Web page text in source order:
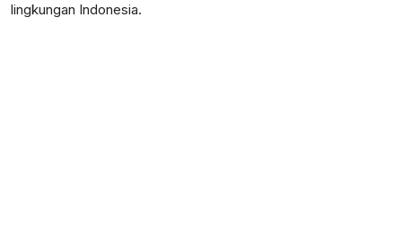
lingkungan Indonesia.